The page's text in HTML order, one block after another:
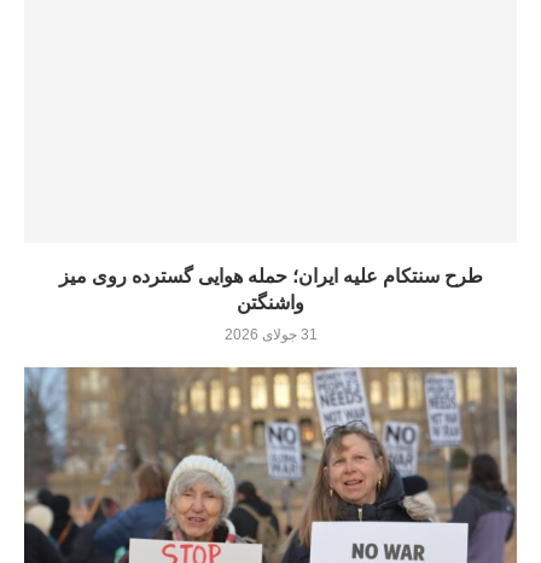
طرح سنتکام علیه ایران؛ حمله هوایی گسترده روی میز
واشنگتن
31 جولای 2026